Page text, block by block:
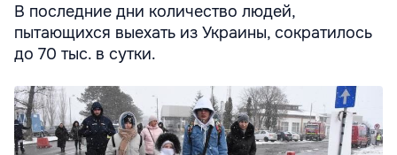
В последние дни количество людей,
пытающихся выехать из Украины, сократилось
до 70 тыс. в сутки.